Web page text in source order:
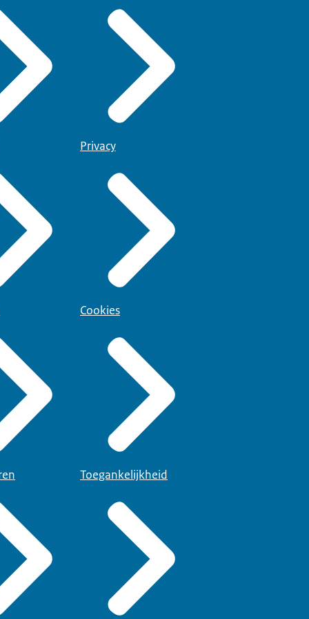
Privacy
Cookies
Toegankelijkheid